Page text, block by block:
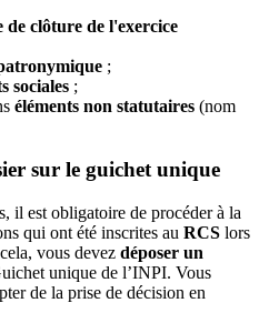
de clôture de l'exercice
;
sociales ;
éléments non statutaires (nom
sur le guichet unique
il est obligatoire de procéder à la
qui ont été inscrites au RCS lors
vous devez déposer un
unique de l’INPI. Vous
de la prise de décision en